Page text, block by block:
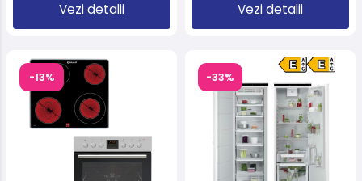
Vezi detalii Vezi detalii
-13% -33%